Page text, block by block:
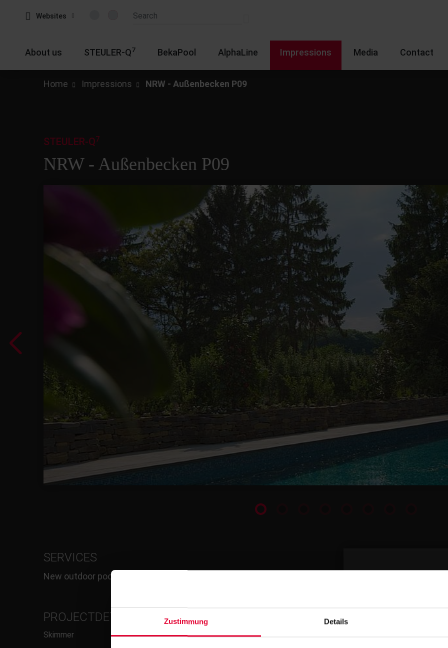
Zustimmung Details
Websites
About us STEULER-Q7 BekaPool AlphaLine Impressions Media Contact
Home Impressions NRW - Außenbecken P09
NRW - Außenbecken P09
STEULER-Q7
SERVICES
New outdoor pool
PROJECTDETAILS/RINNE
Skimmer